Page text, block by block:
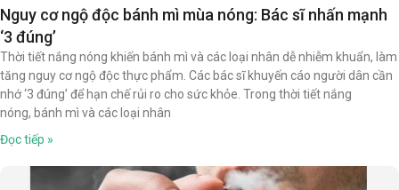
Nguy cơ ngộ độc bánh mì mùa nóng: Bác sĩ nhấn mạnh
‘3 đúng’
Thời tiết nắng nóng khiến bánh mì và các loại nhân dễ nhiễm khuẩn, làm
tăng nguy cơ ngộ độc thực phẩm. Các bác sĩ khuyến cáo người dân cần
nhớ ‘3 đúng’ để hạn chế rủi ro cho sức khỏe. Trong thời tiết nắng
nóng, bánh mì và các loại nhân
Đọc tiếp »